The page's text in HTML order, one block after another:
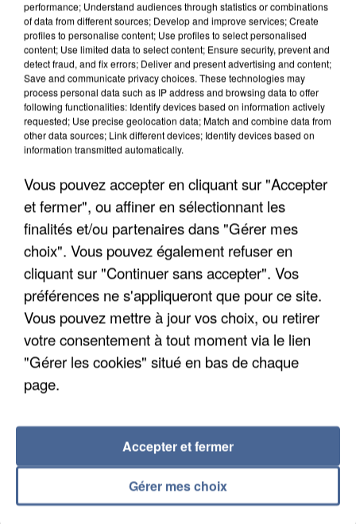
INCENDIES : L’ÎLE-DE-FRANCE LANCE UN ÉLAN
DE SOLIDARITÉ AVEC LES...
APRÈS TOUTES CES CANICULES, LES REFUGES
DE FAUNE SAUVAGE SONT...
performance; Understand audiences through statistics or combinations
of data from different sources; Develop and improve services; Create
profiles to personalise content; Use profiles to select personalised
content; Use limited data to select content; Ensure security, prevent and
detect fraud, and fix errors; Deliver and present advertising and content;
Save and communicate privacy choices. These technologies may
process personal data such as IP address and browsing data to offer
following functionalities: Identify devices based on information actively
requested; Use precise geolocation data; Match and combine data from
other data sources; Link different devices; Identify devices based on
information transmitted automatically.
Vous pouvez accepter en cliquant sur "Accepter
et fermer", ou affiner en sélectionnant les
finalités et/ou partenaires dans "Gérer mes
choix". Vous pouvez également refuser en
cliquant sur "Continuer sans accepter". Vos
préférences ne s'appliqueront que pour ce site.
Vous pouvez mettre à jour vos choix, ou retirer
votre consentement à tout moment via le lien
"Gérer les cookies" situé en bas de chaque
page.
Gérer mes choix
Accepter et fermer